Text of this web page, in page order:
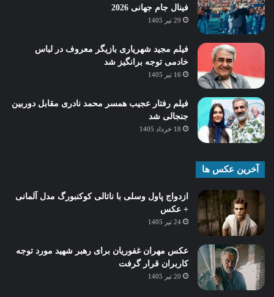
فینال جام جهانی 2026
29 تیر 1405
فیلم مجید شهریاری بازیگر معروف در لباس
خادمی توجه برانگیز شد
16 تیر 1405
فیلم رفتار عجیب همسر محمد نادری مقابل دوربین
جنجالی شد
18 خرداد 1405
آخرین عکس ها
ازدواج پاول وسلی با ناتالی کوکنبورگ مدل آلمانی
+ عکس
24 تیر 1405
عکس مهران غفوریان برای رهبر شهید مورد توجه
کاربران قرار گرفت
20 تیر 1405